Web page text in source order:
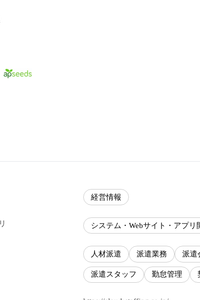
経営情報
システム・Webサイト・アプリ
人材派遣 派遣業務 派遣
派遣スタッフ 勤怠管理